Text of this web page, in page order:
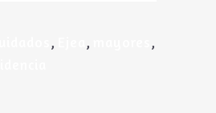
, ,
,